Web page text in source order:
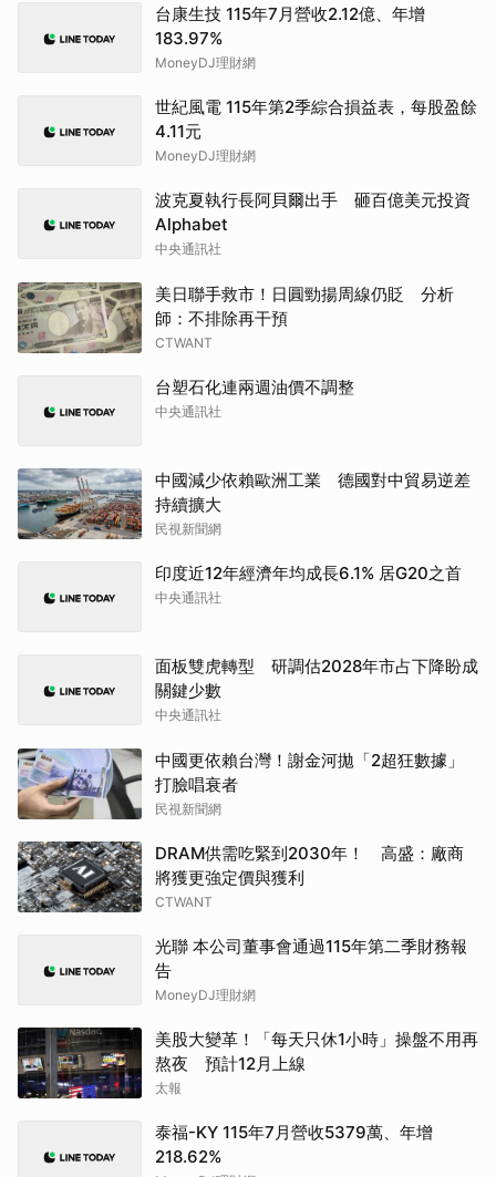
台康生技 115年7月營收2.12億、年增
183.97%
MoneyDJ理財網
世紀風電 115年第2季綜合損益表，每股盈餘
4.11元
MoneyDJ理財網
波克夏執行長阿貝爾出手 砸百億美元投資
Alphabet
中央通訊社
美日聯手救市！日圓勁揚周線仍貶 分析
師：不排除再干預
CTWANT
台塑石化連兩週油價不調整
中央通訊社
中國減少依賴歐洲工業 德國對中貿易逆差
持續擴大
民視新聞網
印度近12年經濟年均成長6.1% 居G20之首
中央通訊社
面板雙虎轉型 研調估2028年市占下降盼成
關鍵少數
中央通訊社
中國更依賴台灣！謝金河拋「2超狂數據」
打臉唱衰者
民視新聞網
DRAM供需吃緊到2030年！ 高盛：廠商
將獲更強定價與獲利
CTWANT
光聯 本公司董事會通過115年第二季財務報
告
MoneyDJ理財網
美股大變革！「每天只休1小時」操盤不用再
熬夜 預計12月上線
太報
泰福-KY 115年7月營收5379萬、年增
218.62%